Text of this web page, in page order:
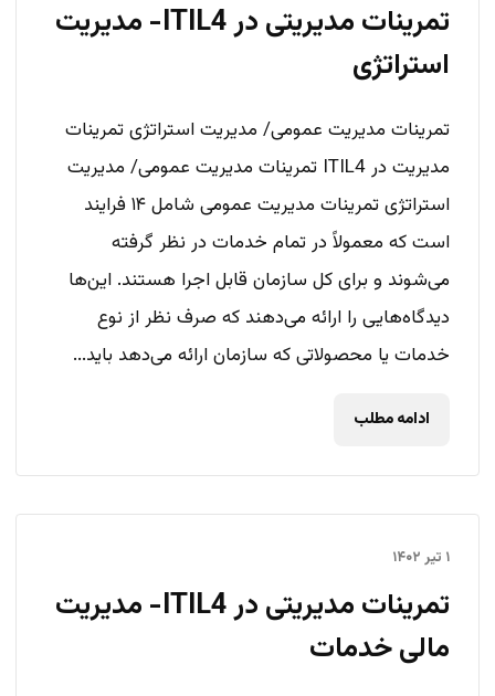
تمرینات مدیریتی در ITIL4- مدیریت
استراتژی
تمرینات مدیریت عمومی/ مدیریت استراتژی تمرینات
مدیریت در ITIL4 تمرینات مدیریت عمومی/ مدیریت
استراتژی تمرینات مدیریت عمومی شامل ۱۴ فرایند
است که معمولاً در تمام خدمات در نظر گرفته
می‌شوند و برای کل سازمان قابل اجرا هستند. این‌ها
دیدگاه‌هایی را ارائه می‌دهند که صرف نظر از نوع
خدمات یا محصولاتی که سازمان ارائه می‌دهد باید...
ادامه مطلب
۱ تیر ۱۴۰۲
تمرینات مدیریتی در ITIL4- مدیریت
مالی خدمات